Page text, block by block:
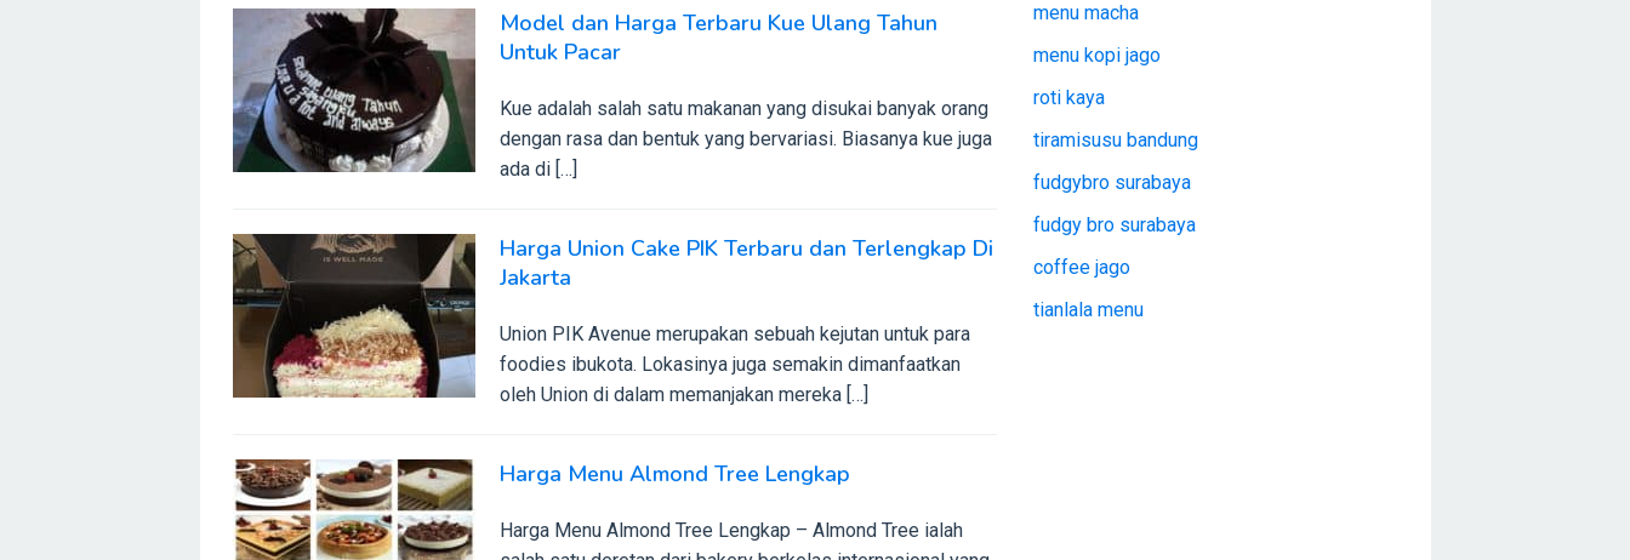
Model dan Harga Terbaru Kue Ulang Tahun
Untuk Pacar
Kue adalah salah satu makanan yang disukai banyak orang
dengan rasa dan bentuk yang bervariasi. Biasanya kue juga
ada di […]
Harga Union Cake PIK Terbaru dan Terlengkap Di
Jakarta
Union PIK Avenue merupakan sebuah kejutan untuk para
foodies ibukota. Lokasinya juga semakin dimanfaatkan
oleh Union di dalam memanjakan mereka […]
Harga Menu Almond Tree Lengkap
Harga Menu Almond Tree Lengkap – Almond Tree ialah
menu macha
menu kopi jago
roti kaya
tiramisusu bandung
fudgybro surabaya
fudgy bro surabaya
coffee jago
tianlala menu